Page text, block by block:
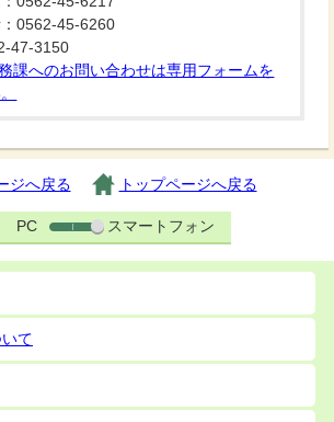
0562-45-6260
47-3150
課へのお問い合わせは専用フォームを
ジへ戻る トップページへ戻る
PC スマートフォン
て